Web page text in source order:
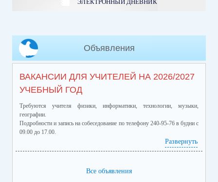
ЭЛЕКТРОННЫЙ ДНЕВНИК
Объявления
ВАКАНСИИ ДЛЯ УЧИТЕЛЕЙ НА 2026/2027
УЧЕБНЫЙ ГОД
Требуются учителя физики, информатики, технологии, музыки,
географии.
Подробности и запись на собеседование по телефону 240-95-76 в будни с
09.00 до 17.00.
Развернуть
Все объявления